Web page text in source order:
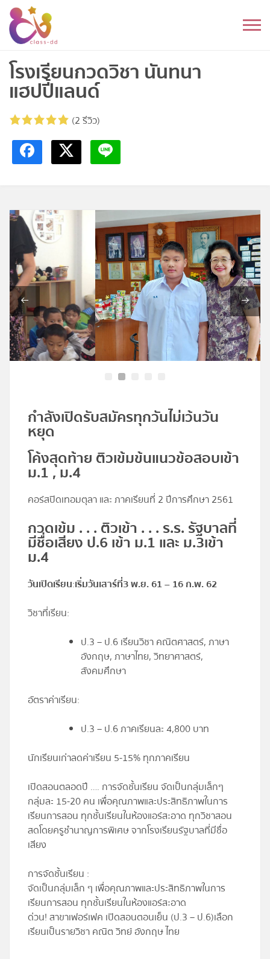
Skip
content
อนุบาล
ประถม
มัธยมต้น
มัธยมปลาย
ดนตรี
อื่นๆ
โปรไฟล์
ข่าวสาร
ลงทะเบียน
โรงเรียนกวดวิชา นันทนา
แฮปปี้แลนด์
(2 รีวิว)
กำลังเปิดรับสมัครทุกวันไม่เว้นวัน
หยุด
โค้งสุดท้าย ติวเข้มข้นแนวข้อสอบเข้า
ม.1 , ม.4
คอร์สปิดเทอมตุลา และ ภาคเรียนที่ 2 ปีการศึกษา 2561
กวดเข้ม . . . ติวเข้า . . . ร.ร. รัฐบาลที่
มีชื่อเสียง ป.6 เข้า ม.1 และ ม.3เข้า
ม.4
วันเปิดเรียน:เริ่มวันเสาร์ที่3 พ.ย. 61 – 16 ก.พ. 62
วิชาที่เรียน:
ป.3 – ป.6 เรียนวิชา คณิตศาสตร์, ภาษา
อังกฤษ, ภาษาไทย, วิทยาศาสตร์,
สังคมศึกษา
อัตราค่าเรียน:
ป.3 – ป.6 ภาคเรียนละ 4,800 บาท
นักเรียนเก่าลดค่าเรียน 5-15% ทุกภาคเรียน
เปิดสอนตลอดปี …. การจัดชั้นเรียน จัดเป็นกลุ่มเล็กๆ
กลุ่มละ 15-20 คน เพื่อคุณภาพและประสิทธิภาพในการ
เรียนการสอน ทุกชั้นเรียนในห้องแอร์สะอาด ทุกวิชาสอน
สดโดยครูชำนาญการพิเศษ จากโรงเรียนรัฐบาลที่มีชื่อ
เสียง
การจัดชั้นเรียน :
จัดเป็นกลุ่มเล็ก ๆ เพื่อคุณภาพและประสิทธิภาพในการ
เรียนการสอน ทุกชั้นเรียนในห้องแอร์สะอาด
ด่วน! สาขาเฟอร์เฟค เปิดสอนตอนเย็น (ป.3 – ป.6)เลือก
เรียนเป็นรายวิชา คณิต วิทย์ อังกฤษ ไทย